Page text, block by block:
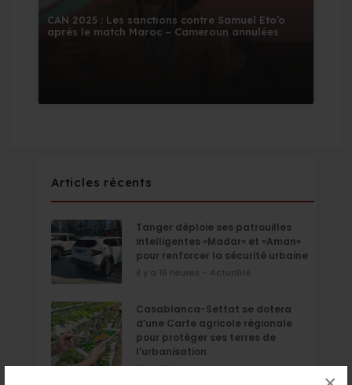
CAN 2025 : Les sanctions contre Samuel Eto’o
après le match Maroc – Cameroun annulées
Articles récents
Tanger déploie ses patrouilles
intelligentes «Madar» et «Aman»
pour renforcer la sécurité urbaine
il y a 16 heures - Actualité
Casablanca-Settat se dotera
d’une Carte agricole régionale
pour protéger ses terres de
l’urbanisation
il y a 16 heures - Finance & Economie